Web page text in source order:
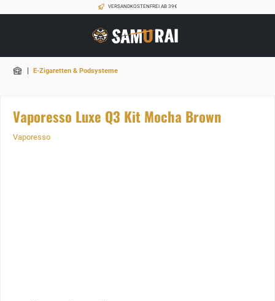
VERSANDKOSTENFREI AB 39€
| E-Zigaretten & Podsysteme
Vaporesso Luxe Q3 Kit Mocha Brown
Vaporesso